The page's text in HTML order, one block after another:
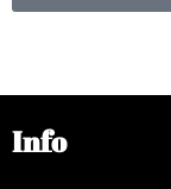
Info